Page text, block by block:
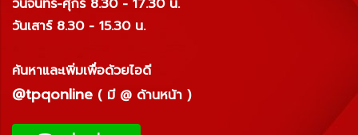
วันเสาร์ 8.30 - 15.30 น.
ค้นหาและเพิ่มเพื่อด้วยไอดี
@tpqonline ( มี @ ด้านหน้า )